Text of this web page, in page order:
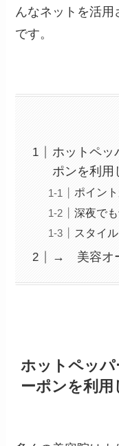
んなネットを活
です。
ホットペッ
ポンを利用
ポイン
深夜で
スタイ
→ 美容オ
ホットペッパ
ーポンを利用